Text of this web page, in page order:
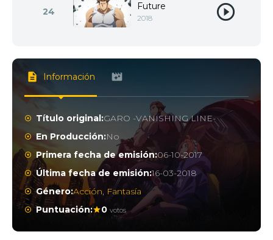
24 Future
2018
Información
Título original:GARO -VANISHING LINE-
En Producción:No
Primera fecha de emisión:06-10-2017
Última fecha de emisión:16-03-2018
Género:Acción, Fantasía
Puntuación:
0 votos